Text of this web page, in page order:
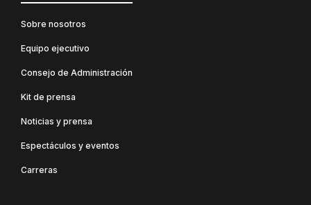
Sobre nosotros
Equipo ejecutivo
Consejo de Administración
Kit de prensa
Noticias y prensa
Espectáculos y eventos
Carreras